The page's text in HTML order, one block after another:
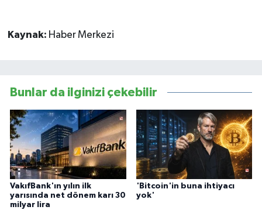
Kaynak: Haber Merkezi
Bunlar da ilginizi çekebilir
VakıfBank'ın yılın ilk
yarısında net dönem karı 30
milyar lira
'Bitcoin'in buna ihtiyacı
yok'